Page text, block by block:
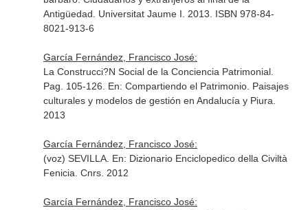
Antigüedad . Universitat Jaume I. 2013. ISBN 978-84-
8021-913-6
García Fernández, Francisco José:
La Construcci?N Social de la Conciencia Patrimonial.
Pag. 105-126. En: Compartiendo el Patrimonio. Paisajes
culturales y modelos de gestión en Andalucía y Piura
2013
García Fernández, Francisco José:
(voz) SEVILLA. En: Dizionario Enciclopedico della Civiltà
Fenicia . Cnrs. 2012
García Fernández, Francisco José: